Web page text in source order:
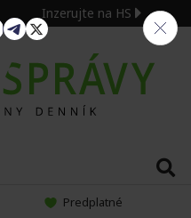
Inzerujte na HS
Predplatné